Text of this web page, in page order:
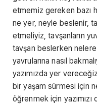
etmemiz gereken bazı
ne yer, neyle beslenir,
etmeliyiz, tavşanların
tavşan beslerken
yavrularına nasıl
yazımızda yer
bir yaşam sürmesi için
öğrenmek için